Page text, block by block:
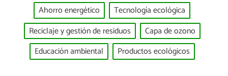
Ahorro energético
Tecnología ecológica
Reciclaje y gestión de residuos
Capa de ozono
Educación ambiental
Productos ecológicos